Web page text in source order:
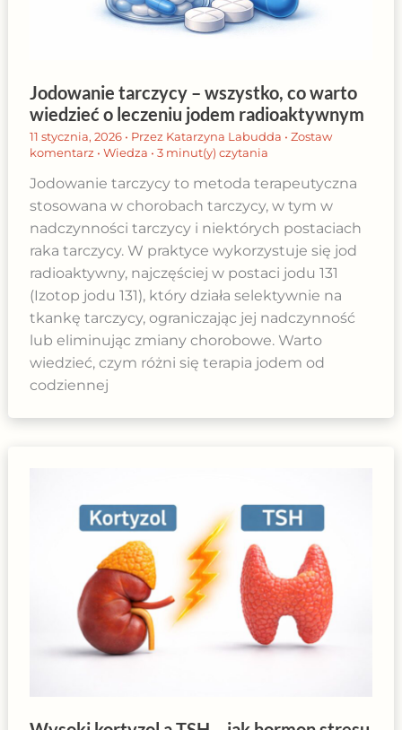
Jodowanie tarczycy – wszystko, co warto
wiedzieć o leczeniu jodem radioaktywnym
11 stycznia, 2026 • Przez Katarzyna Labudda • Zostaw
komentarz • Wiedza • 3 minut(y) czytania
Jodowanie tarczycy to metoda terapeutyczna
stosowana w chorobach tarczycy, w tym w
nadczynności tarczycy i niektórych postaciach
raka tarczycy. W praktyce wykorzystuje się jod
radioaktywny, najczęściej w postaci jodu 131
(Izotop jodu 131), który działa selektywnie na
tkankę tarczycy, ograniczając jej nadczynność
lub eliminując zmiany chorobowe. Warto
wiedzieć, czym różni się terapia jodem od
codziennej